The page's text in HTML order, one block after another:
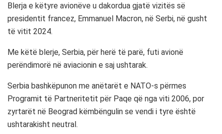
Blerja e këtyre avionëve u dakordua gjatë vizitës së
presidentit francez, Emmanuel Macron, në Serbi, në gusht
të vitit 2024.
Me këtë blerje, Serbia, për herë të parë, futi avionë
perëndimorë në aviacionin e saj ushtarak.
Serbia bashkëpunon me anëtarët e NATO-s përmes
Programit të Partneritetit për Paqe që nga viti 2006, por
zyrtarët në Beograd këmbëngulin se vendi i tyre është
ushtarakisht neutral.